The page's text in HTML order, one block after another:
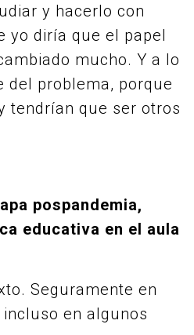
y hacerlo con
yo diría que el papel
mucho. Y a lo
del problema, porque
tendrían que ser otros
pospandemia,
educativa en el aula
Seguramente en
en algunos